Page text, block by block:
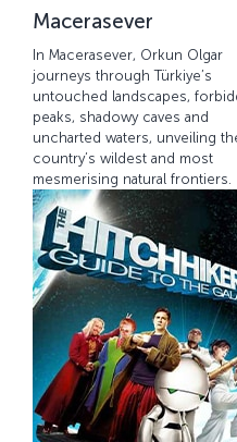
Macerasever
In Macerasever, Orkun Olgar
journeys through Türkiye’s
untouched landscapes,
peaks, shadowy caves and
uncharted waters, unveiling
country’s wildest and most
mesmerising natural frontiers.